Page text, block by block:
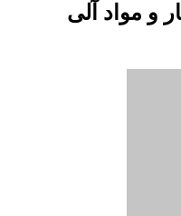
و مواد آلی